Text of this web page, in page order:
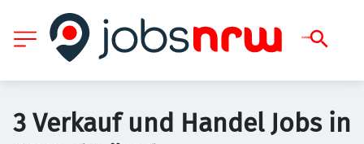
3 Verkauf und Handel Jobs in